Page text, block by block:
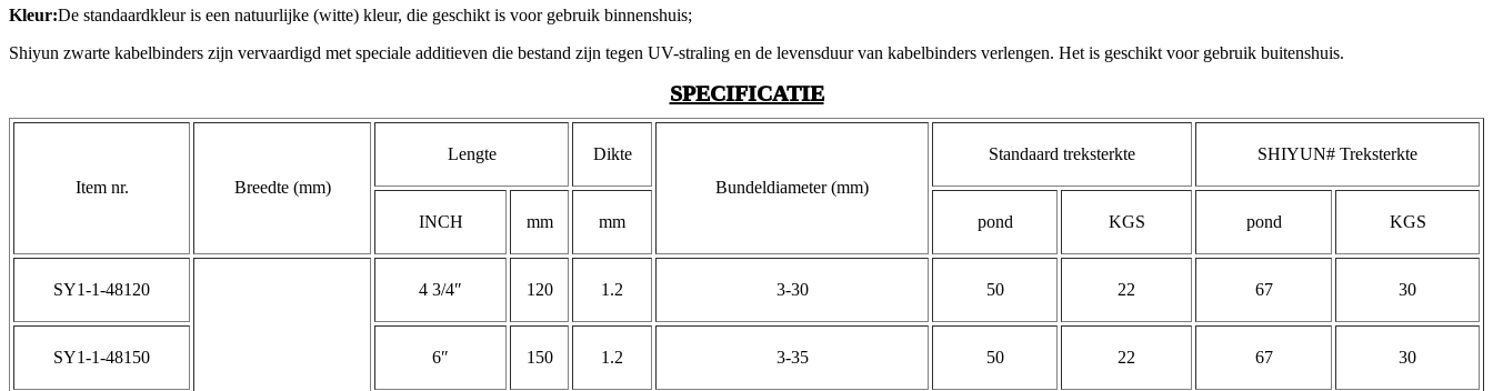
Kleur:De standaardkleur is een natuurlijke (witte) kleur, die geschikt is voor gebruik binnenshuis;
Shiyun zwarte kabelbinders zijn vervaardigd met speciale additieven die bestand zijn tegen UV-straling en de levensduur van kabelbinders verlengen. Het is geschikt voor gebruik buitenshuis.
SPECIFICATIE
Item nr. Breedte (mm)
Lengte
Dikte
Bundeldiameter (mm)
Standaard treksterkte SHIYUN# Treksterkte
INCH mm mm pond KGS pond KGS
SY1-1-48120 4 3/4″ 120 1.2 3-30 50 22 67 30
SY1-1-48150 6″ 150 1.2 3-35 50 22 67 30